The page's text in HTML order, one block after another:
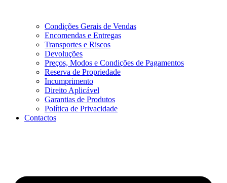
Condições Gerais de Vendas
Encomendas e Entregas
Transportes e Riscos
Devoluções
Preços, Modos e Condições de Pagamentos
Reserva de Propriedade
Incumprimento
Direito Aplicável
Garantias de Produtos
Política de Privacidade
Contactos